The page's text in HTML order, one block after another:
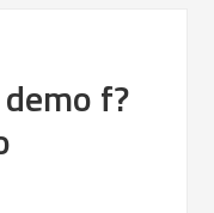
f?